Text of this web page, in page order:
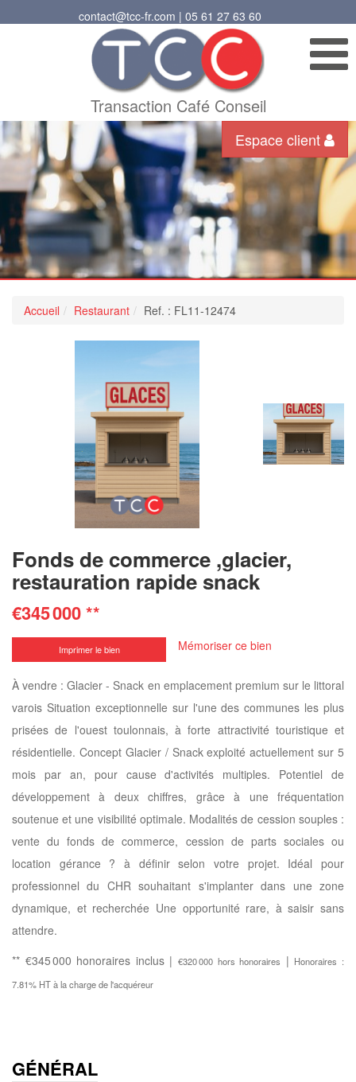
contact@tcc-fr.com | 05 61 27 63 60
Transaction Café Conseil
Espace client
Accueil Restaurant Ref. : FL11-12474
Fonds de commerce ,glacier,
restauration rapide snack
€345 000**
Imprimer le bien Mémoriser ce bien
À vendre : Glacier - Snack en emplacement premium sur le littoral
varois Situation exceptionnelle sur l'une des communes les plus
prisées de l'ouest toulonnais, à forte attractivité touristique et
résidentielle. Concept Glacier / Snack exploité actuellement sur 5
mois par an, pour cause d'activités multiples. Potentiel de
développement à deux chiffres, grâce à une fréquentation
soutenue et une visibilité optimale. Modalités de cession souples :
vente du fonds de commerce, cession de parts sociales ou
location gérance ? à définir selon votre projet. Idéal pour
professionnel du CHR souhaitant s'implanter dans une zone
dynamique, et recherchée Une opportunité rare, à saisir sans
attendre.
** €345 000 honoraires inclus |€320 000 hors honoraires | Honoraires :
7.81% HT à la charge de l'acquéreur
GÉNÉRAL